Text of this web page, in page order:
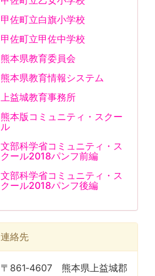
甲佐町立白旗小学校
甲佐町立甲佐中学校
熊本県教育委員会
熊本県教育情報システム
上益城教育事務所
熊本版コミュニティ・スクー
ル
文部科学省コミュニティ・ス
クール2018パンフ前編
文部科学省コミュニティ・ス
クール2018パンフ後編
連絡先
〒861‐4607 熊本県上益城郡